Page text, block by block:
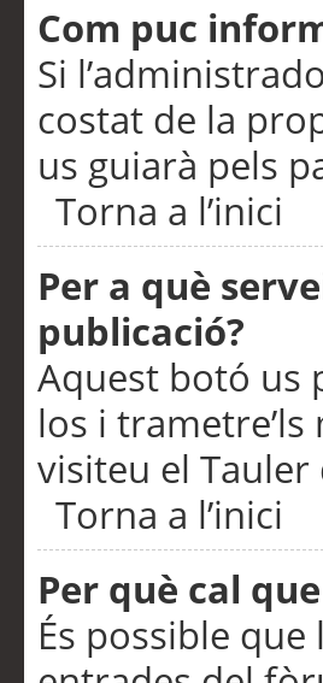
Com puc
Si
costat de la
us guiarà pels
Torna a l’inici
Per a què
publicació?
Aquest botó us
los i
visiteu el Tauler
Torna a l’inici
Per què cal
És possible